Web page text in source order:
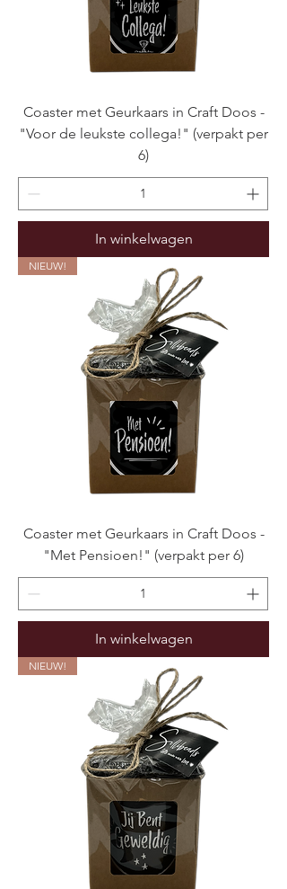
Coaster met Geurkaars in Craft Doos -
"Voor de leukste collega!" (verpakt per
6)
In winkelwagen
NIEUW!
Coaster met Geurkaars in Craft Doos -
"Met Pensioen!" (verpakt per 6)
In winkelwagen
NIEUW!